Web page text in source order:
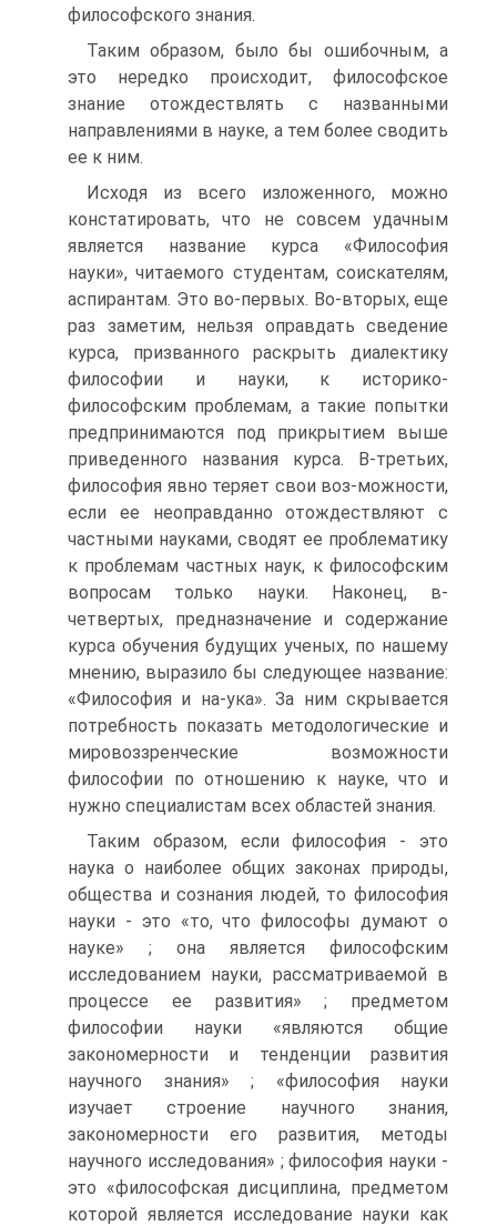
философского знания.
Таким образом, было бы ошибочным, а
это нередко происходит, философское
знание отождествлять с названными
направлениями в науке, а тем более сводить
ее к ним.
Исходя из всего изложенного, можно
констатировать, что не совсем удачным
является название курса «Философия
науки», читаемого студентам, соискателям,
аспирантам. Это во-первых. Во-вторых, еще
раз заметим, нельзя оправдать сведение
курса, призванного раскрыть диалектику
философии и науки, к историко-
философским проблемам, а такие попытки
предпринимаются под прикрытием выше
приведенного названия курса. В-третьих,
философия явно теряет свои воз-можности,
если ее неоправданно отождествляют с
частными науками, сводят ее проблематику
к проблемам частных наук, к философским
вопросам только науки. Наконец, в-
четвертых, предназначение и содержание
курса обучения будущих ученых, по нашему
мнению, выразило бы следующее название:
«Философия и на-ука». За ним скрывается
потребность показать методологические и
мировоззренческие возможности
философии по отношению к науке, что и
нужно специалистам всех областей знания.
Таким образом, если философия - это
наука о наиболее общих законах природы,
общества и сознания людей, то философия
науки - это «то, что философы думают о
науке» ; она является философским
исследованием науки, рассматриваемой в
процессе ее развития» ; предметом
философии науки «являются общие
закономерности и тенденции развития
научного знания» ; «философия науки
изучает строение научного знания,
закономерности его развития, методы
научного исследования» ; философия науки -
это «философская дисциплина, предметом
которой является исследование науки как